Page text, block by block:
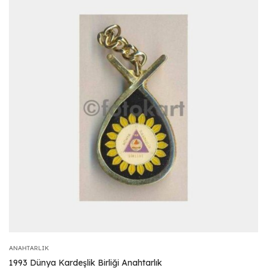
ANAHTARLIK
1993 Dünya Kardeşlik Birliği Anahtarlık